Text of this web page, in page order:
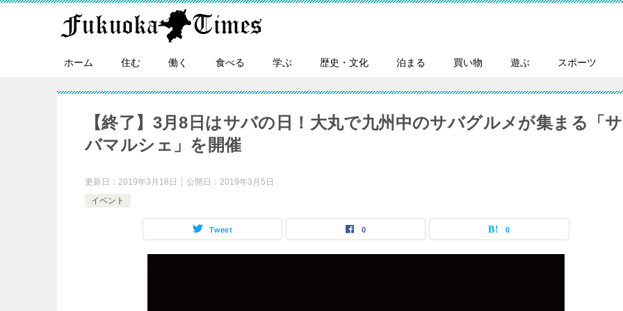
ホーム 住む 働く 食べる 学ぶ 歴史・文化 泊まる 買い物 遊ぶ スポーツ
【終了】3月8日はサバの日！大丸で九州中のサバグルメが集まる「サ
バマルシェ」を開催
更新日： 2019年3月18日 公開日： 2019年3月5日
イベント
Tweet 0 0